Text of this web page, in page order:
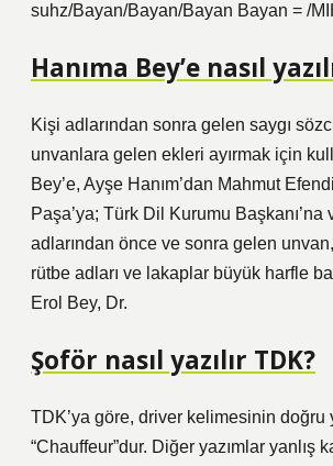
suhz/Bayan/Bayan/Bayan Bayan = /
Hanıma Bey’e nasıl
Kişi adlarından sonra gelen saygı
unvanlara gelen ekleri ayırmak için
Bey’e, Ayşe Hanım’dan Mahmut
Paşa’ya; Türk Dil Kurumu Başkanı’na
adlarından önce ve sonra gelen
rütbe adları ve lakaplar büyük harfle
Erol Bey, Dr.
Şoför nasıl yazılır TDK?
TDK’ya göre, driver kelimesinin doğru
“Chauffeur”dur. Diğer yazımlar yanlış